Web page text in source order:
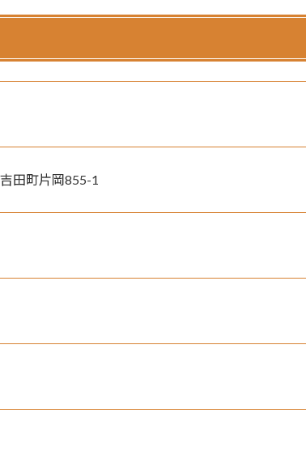
田町片岡855-1